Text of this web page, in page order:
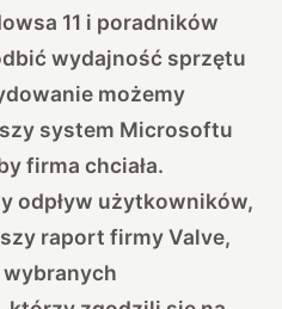
11 i poradników
wydajność sprzętu
możemy
system Microsoftu
firma chciała.
odpływ użytkowników,
raport firmy Valve,